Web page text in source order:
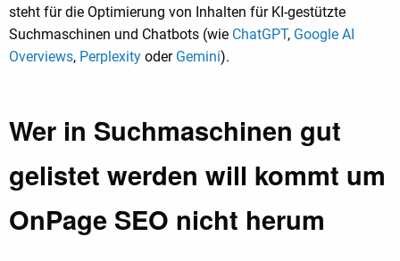
steht für die Optimierung von Inhalten für KI-gestützte
Suchmaschinen und Chatbots (wie ChatGPT, Google AI
Overviews, Perplexity oder Gemini).
Wer in Suchmaschinen gut
gelistet werden will kommt um
OnPage SEO nicht herum